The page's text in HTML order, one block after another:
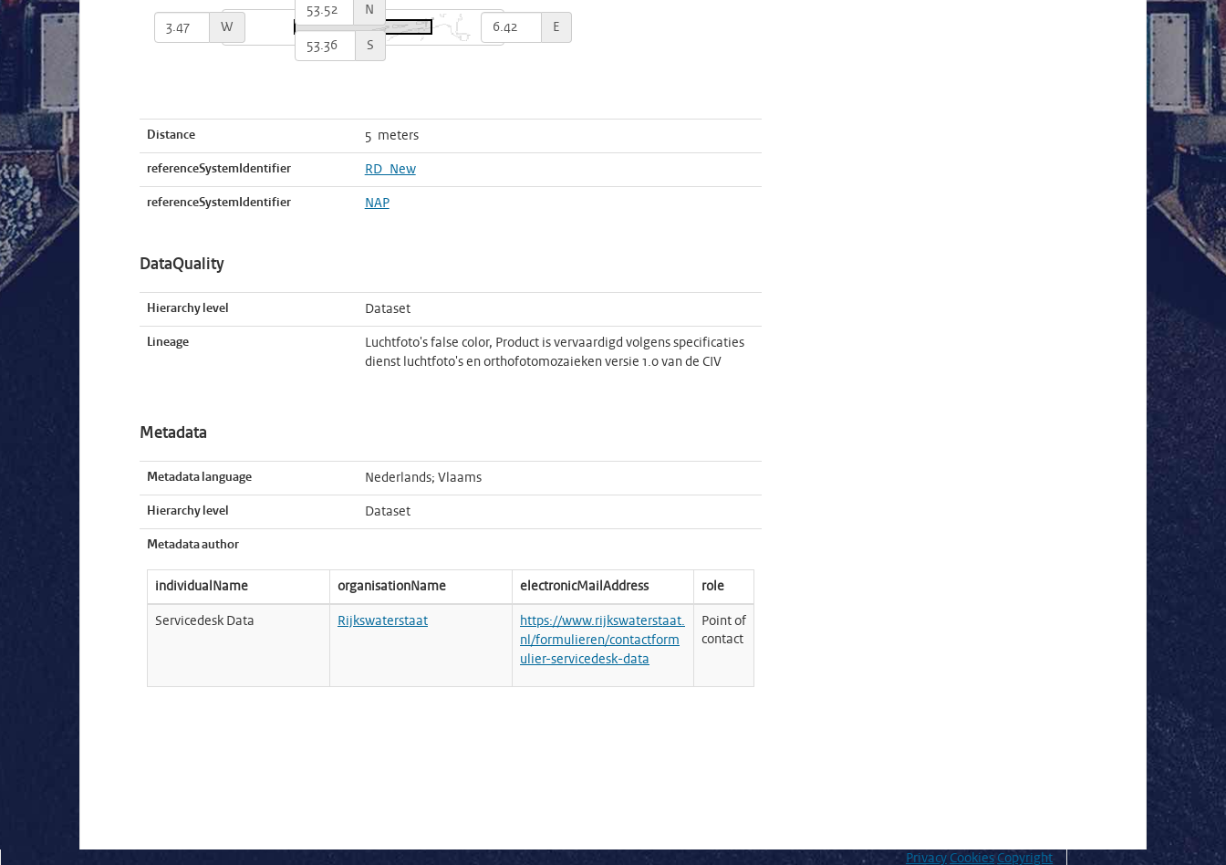
N
S
E
W
Distance 5 meters
referenceSystemIdentifier RD_New
referenceSystemIdentifier NAP
DataQuality
Hierarchy level Dataset
Lineage
Luchtfoto's false color, Product is vervaardigd volgens specificaties
dienst luchtfoto's en orthofotomozaieken versie 1.0 van de CIV
Metadata
Metadata language Nederlands; Vlaams
Hierarchy level Dataset
Metadata author
individualName organisationName electronicMailAddress role
Servicedesk Data Rijkswaterstaat
https://www.rijkswaterstaat.
nl/formulieren/contactform
ulier-servicedesk-data
Point of
contact
Privacy Cookies Copyright